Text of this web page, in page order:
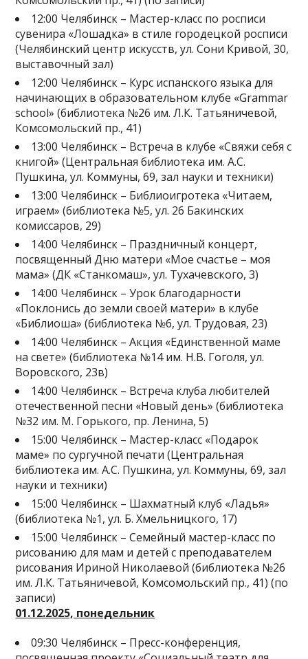
12:00 Челябинск – Мастер-класс по росписи
сувенира «Лошадка» в стиле городецкой росписи
(Челябинский центр искусств, ул. Сони Кривой, 30,
выставочный зал)
12:00 Челябинск – Курс испанского языка для
начинающих в образовательном клубе «Grammar
school» (библиотека №26 им. Л.К. Татьяничевой,
Комсомольский пр., 41)
13:00 Челябинск – Встреча в клубе «Свяжи себя с
книгой» (Центральная библиотека им. А.С.
Пушкина, ул. Коммуны, 69, зал науки и техники)
13:00 Челябинск – Библиоигротека «Читаем,
играем» (библиотека №5, ул. 26 Бакинских
комиссаров, 29)
14:00 Челябинск – Праздничный концерт,
посвященный Дню матери «Мое счастье – моя
мама» (ДК «Станкомаш», ул. Тухачевского, 3)
14:00 Челябинск – Урок благодарности
«Поклонись до земли своей матери» в клубе
«Библиоша» (библиотека №6, ул. Трудовая, 23)
14:00 Челябинск – Акция «Единственной маме
на свете» (библиотека №14 им. Н.В. Гоголя, ул.
Воровского, 23в)
14:00 Челябинск – Встреча клуба любителей
отечественной песни «Новый день» (библиотека
№32 им. М. Горького, пр. Ленина, 5)
15:00 Челябинск – Мастер-класс «Подарок
маме» по сургучной печати (Центральная
библиотека им. А.С. Пушкина, ул. Коммуны, 69, зал
науки и техники)
15:00 Челябинск – Шахматный клуб «Ладья»
(библиотека №1, ул. Б. Хмельницкого, 17)
15:00 Челябинск – Семейный мастер-класс по
рисованию для мам и детей с преподавателем
рисования Ириной Николаевой (библиотека №26
им. Л.К. Татьяничевой, Комсомольский пр., 41) (по
записи)
01.12.2025, понедельник
09:30 Челябинск – Пресс-конференция,